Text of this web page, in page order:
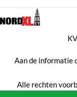
Aan de informatie
Alle rechten